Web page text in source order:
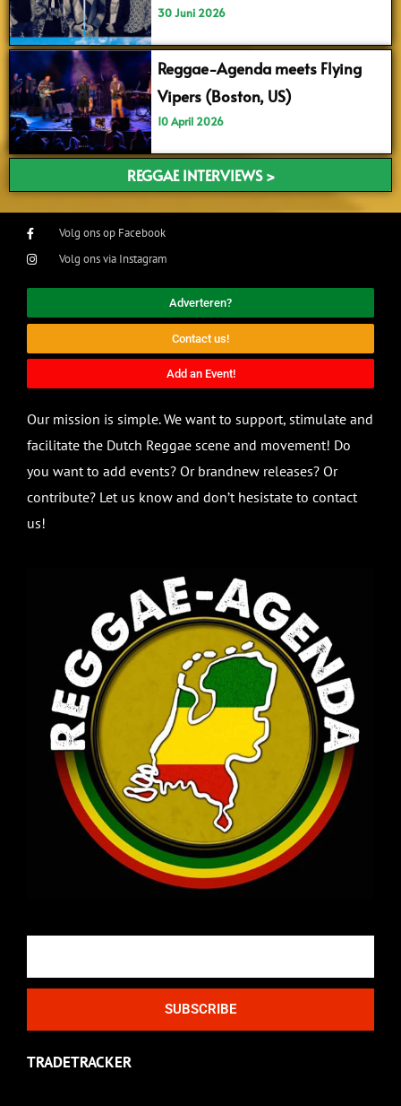
30 Juni 2026
Reggae-Agenda meets Flying
Vipers (Boston, US)
10 April 2026
REGGAE INTERVIEWS >
Volg ons op Facebook
Volg ons via Instagram
Adverteren?
Contact us!
Add an Event!
Our mission is simple. We want to support, stimulate and
facilitate the Dutch Reggae scene and movement! Do
you want to add events? Or brandnew releases? Or
contribute? Let us know and don’t hesistate to contact
us!
SUBSCRIBE
TRADETRACKER